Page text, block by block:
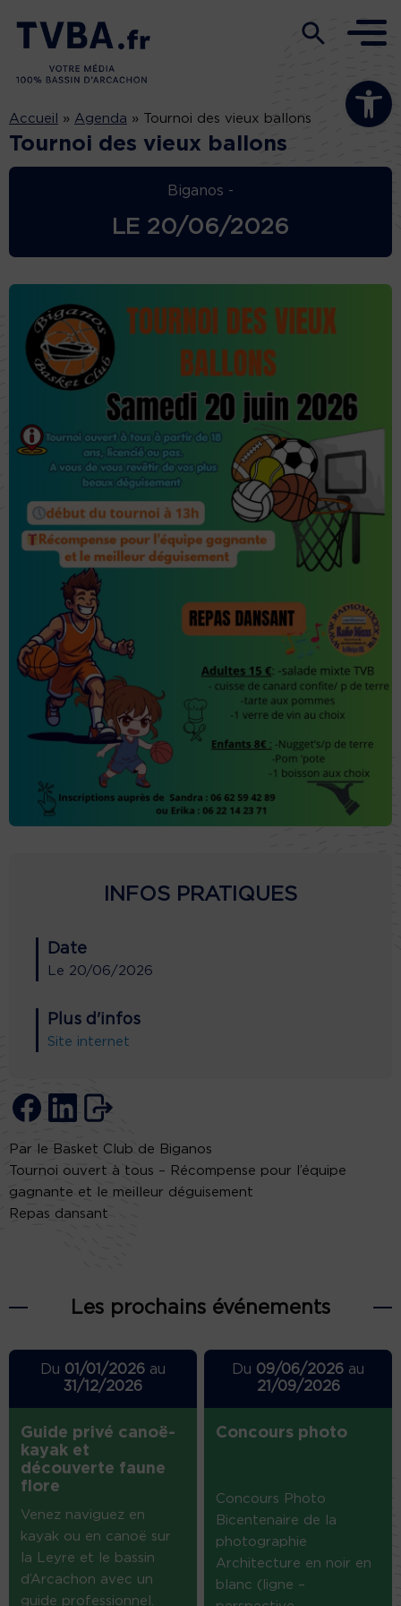
Ouvrir la
Accueil » Agenda » Tournoi des vieux ballons
Tournoi des vieux ballons
Biganos -
LE 20/06/2026
INFOS PRATIQUES
Date
Le 20/06/2026
Plus d'infos
Site internet
Par le Basket Club de Biganos
Tournoi ouvert à tous – Récompense pour l’équipe
gagnante et le meilleur déguisement
Repas dansant
Les prochains événements
Du 01/01/2026au
31/12/2026
Guide privé canoë-
kayak et
découverte faune
flore
Venez naviguez en
kayak ou en canoë sur
la Leyre et le bassin
d’Arcachon avec un
guide professionnel.
Du 09/06/2026 au
21/09/2026
Concours photo
Concours Photo
Bicentenaire de la
photographie
Architecture en noir en
blanc (ligne –